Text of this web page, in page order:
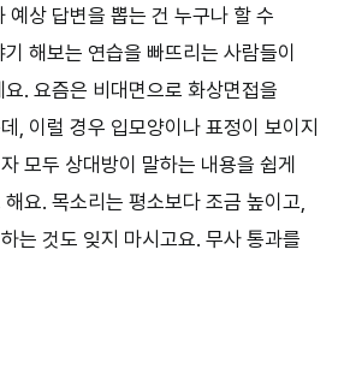
예상 답변을 뽑는 건 누구나 할 수
해보는 연습을 빠뜨리는 사람들이
. 요즘은 비대면으로 화상면접을
, 이럴 경우 입모양이나 표정이 보이지
모두 상대방이 말하는 내용을 쉽게
요. 목소리는 평소보다 조금 높이고,
는 것도 잊지 마시고요. 무사 통과를